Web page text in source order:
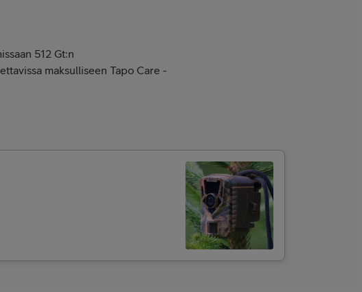
512 Gt:n
maksulliseen Tapo Care -